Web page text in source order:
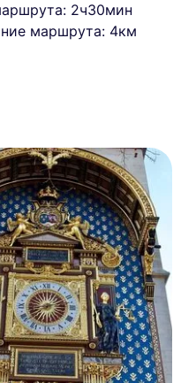
2ч30мин
маршрута: 4км